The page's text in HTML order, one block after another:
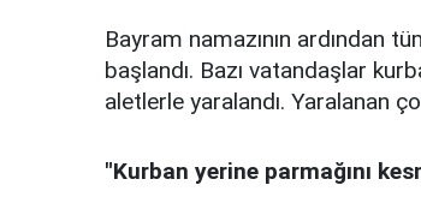
Bayram namazının ardından
başlandı. Bazı vatandaşlar
aletlerle yaralandı. Yaralanan
"Kurban yerine parmağını